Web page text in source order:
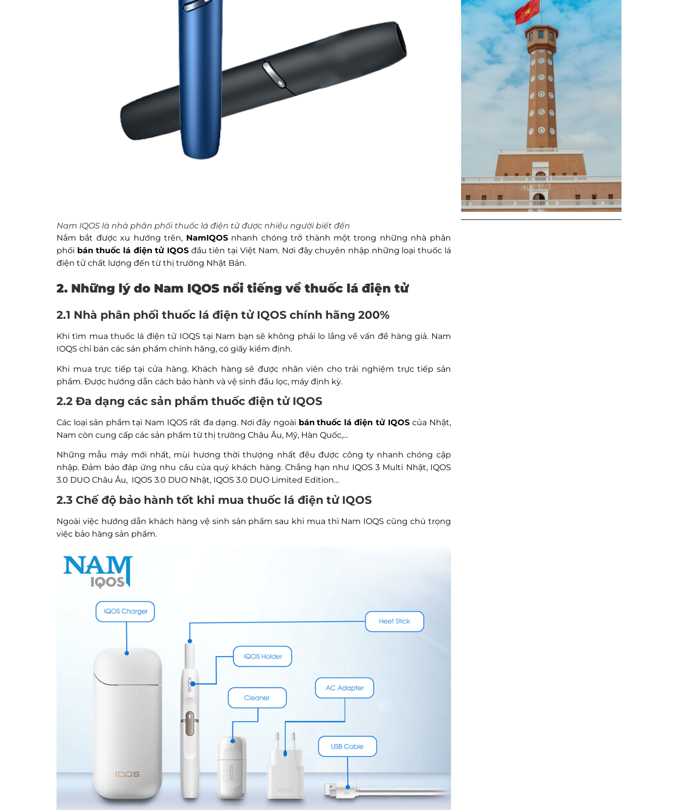
Nam IQOS là nhà phân phối thuốc lá điện tử được nhiều người biết đến
Nắm bắt được xu hướng trên, NamIQOSnhanh chóng trở thành một trong những nhà phân
phối bán thuốc lá điện tử IQOS đầu tiên tại Việt Nam. Nơi đây chuyên nhập những loại thuốc lá
điện tử chất lượng đến từ thị trường Nhật Bản.
2. Những lý do Nam IQOS nổi tiếng về thuốc lá điện tử
2.1 Nhà phân phối thuốc lá điện tử IQOS chính hãng 200%
Khi tìm mua thuốc lá điện tử IOQS tại Nam bạn sẽ không phải lo lắng về vấn đề hàng giả. Nam
IOQS chỉ bán các sản phẩm chính hãng, có giấy kiểm định.
Khi mua trực tiếp tại cửa hàng. Khách hàng sẽ được nhân viên cho trải nghiệm trực tiếp sản
phẩm. Được hướng dẫn cách bảo hành và vệ sinh đầu lọc, máy định kỳ.
2.2 Đa dạng các sản phẩm thuốc điện tử IQOS
Các loại sản phẩm tại Nam IQOS rất đa dạng. Nơi đây ngoài bán thuốc lá điện tử IQOScủa Nhật,
Nam còn cung cấp các sản phẩm từ thị trường Châu Âu, Mỹ, Hàn Quốc,…
Những mẫu máy mới nhất, mùi hương thời thượng nhất đều được công ty nhanh chóng cập
nhập. Đảm bảo đáp ứng nhu cầu của quý khách hàng. Chẳng hạn như IQOS 3 Multi Nhật, IQOS
3.0 DUO Châu Âu, IQOS 3.0 DUO Nhật, IQOS 3.0 DUO Limited Edition…
2.3 Chế độ bảo hành tốt khi mua thuốc lá điện tử IQOS
Ngoài việc hướng dẫn khách hàng vệ sinh sản phẩm sau khi mua thì Nam IOQS cũng chú trọng
việc bảo hàng sản phẩm.